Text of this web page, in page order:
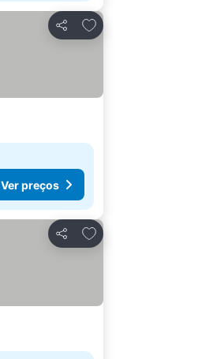
Partilhar
Adicionar aos favoritos
Ver preços
Partilhar
Adicionar aos favoritos